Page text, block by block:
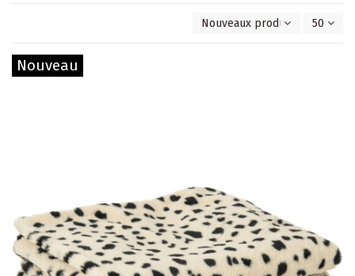
Nouveaux produits en50
Nouveau